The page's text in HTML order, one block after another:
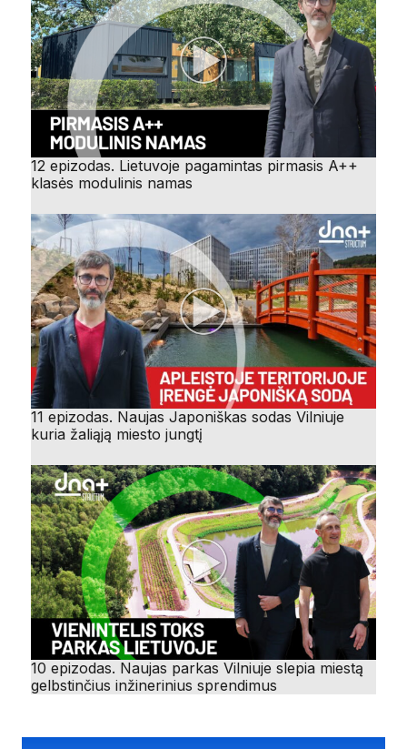
12 epizodas. Lietuvoje pagamintas pirmasis A++
klasės modulinis namas
11 epizodas. Naujas Japoniškas sodas Vilniuje
kuria žaliąją miesto jungtį
10 epizodas. Naujas parkas Vilniuje slepia miestą
gelbstinčius inžinerinius sprendimus